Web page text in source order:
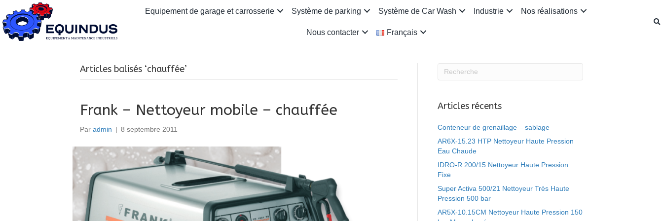
Equipement de garage et carrosserie Système de parking Système de Car Wash Industrie Nos réalisations
Nous contacter Français
Articles balisés ‘chauffée’
Frank – Nettoyeur mobile – chauffée
Par admin | 8 septembre 2011
Articles récents
Conteneur de grenaillage – sablage
AR6X-15.23 HTP Nettoyeur Haute Pression
Eau Chaude
IDRO-R 200/15 Nettoyeur Haute Pression
Fixe
Super Activa 500/21 Nettoyeur Très Haute
Pression 500 bar
AR5X-10.15CM Nettoyeur Haute Pression 150